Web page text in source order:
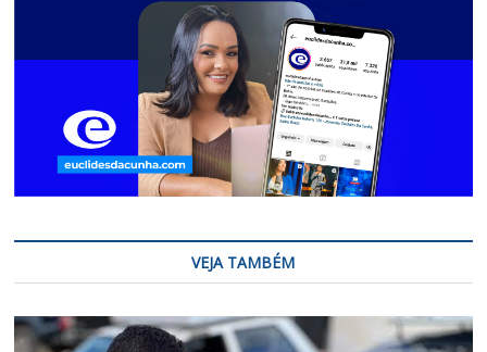
VEJA TAMBÉM